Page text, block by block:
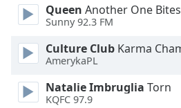
dialog
window.
Queen Another One
Sunny 92.3 FM
Culture Club Karma
AmerykaPL
Natalie Imbruglia Torn
KQFC 97.9